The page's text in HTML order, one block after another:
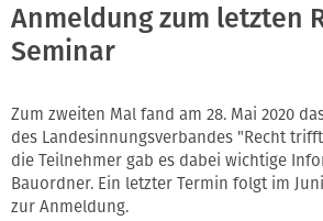
Anmeldung zum letzten
Seminar
Zum zweiten Mal fand am 28. Mai 2020
des Landesinnungsverbandes "Recht
die Teilnehmer gab es dabei wichtige
Bauordner. Ein letzter Termin folgt im
zur Anmeldung.